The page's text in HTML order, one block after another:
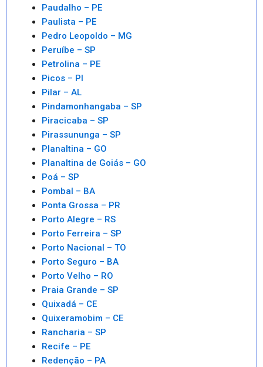
Paudalho – PE
Paulista – PE
Pedro Leopoldo – MG
Peruíbe – SP
Petrolina – PE
Picos – PI
Pilar – AL
Pindamonhangaba – SP
Piracicaba – SP
Pirassununga – SP
Planaltina – GO
Planaltina de Goiás – GO
Poá – SP
Pombal – BA
Ponta Grossa – PR
Porto Alegre – RS
Porto Ferreira – SP
Porto Nacional – TO
Porto Seguro – BA
Porto Velho – RO
Praia Grande – SP
Quixadá – CE
Quixeramobim – CE
Rancharia – SP
Recife – PE
Redenção – PA